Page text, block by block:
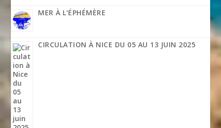
MER À L’ÉPHÉMÈRE
CIRCULATION À NICE DU 05 AU 13 JUIN 2025